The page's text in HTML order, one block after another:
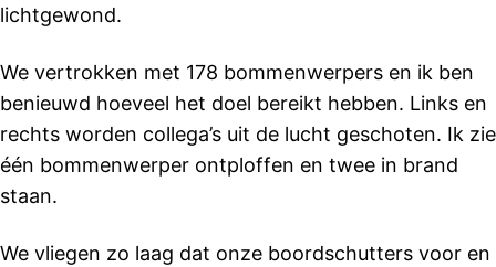
lichtgewond.
We vertrokken met 178 bommenwerpers en ik ben
benieuwd hoeveel het doel bereikt hebben. Links en
rechts worden collega’s uit de lucht geschoten. Ik zie
één bommenwerper ontploffen en twee in brand
staan.
We vliegen zo laag dat onze boordschutters voor en